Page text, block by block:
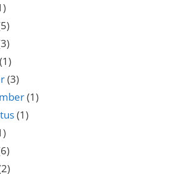
(1)
(3)
(1)
(1)